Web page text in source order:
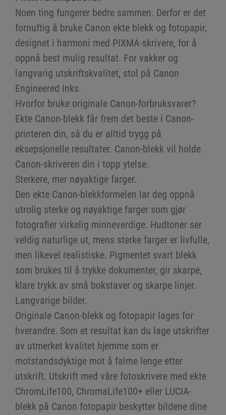
Noen ting fungerer bedre sammen. Derfor er det
fornuftig å bruke Canon ekte blekk og fotopapir,
designet i harmoni med PIXMA-skrivere, for å
oppnå best mulig resultat. For vakker og
langvarig utskriftskvalitet, stol på Canon
Engineered Inks.
Hvorfor bruke originale Canon-forbruksvarer?
Ekte Canon-blekk får frem det beste i Canon-
printeren din, så du er alltid trygg på
eksepsjonelle resultater. Canon-blekk vil holde
Canon-skriveren din i topp ytelse.
Sterkere, mer nøyaktige farger.
Den ekte Canon-blekkformelen lar deg oppnå
utrolig sterke og nøyaktige farger som gjør
fotografier virkelig minneverdige. Hudtoner ser
veldig naturlige ut, mens sterke farger er livfulle,
men likevel realistiske. Pigmentet svart blekk
som brukes til å trykke dokumenter, gir skarpe,
klare trykk av små bokstaver og skarpe linjer.
Langvarige bilder.
Originale Canon-blekk og fotopapir lages for
hverandre. Som et resultat kan du lage utskrifter
av utmerket kvalitet hjemme som er
motstandsdyktige mot å falme lenge etter
utskrift. Utskrift med våre fotoskrivere med ekte
ChromLife100, ChromaLife100+ eller LUCIA-
blekk på Canon fotopapir beskytter bildene dine